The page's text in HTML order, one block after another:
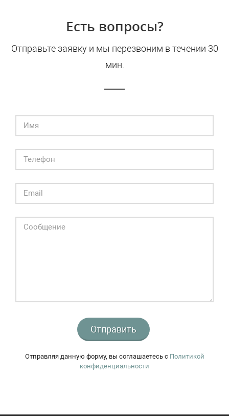
Есть вопросы?
Отправьте заявку и мы перезвоним в течении 30
мин.
Отправить
Отправляя данную форму, вы соглашаетесь c Политикой
конфиденциальности